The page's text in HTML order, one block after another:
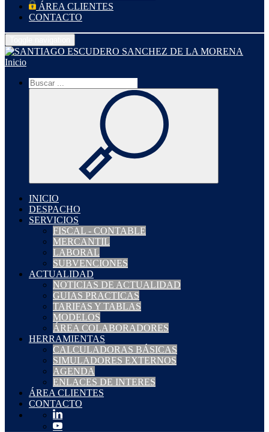
ÁREA CLIENTES
CONTACTO
Inicio
INICIO
DESPACHO
SERVICIOS
FISCAL - CONTABLE
MERCANTIL
LABORAL
SUBVENCIONES
ACTUALIDAD
NOTICIAS DE ACTUALIDAD
GUIAS PRACTICAS
TARIFAS Y TABLAS
MODELOS
ÁREA COLABORADORES
HERRAMIENTAS
CALCULADORAS BÁSICAS
SIMULADORES EXTERNOS
AGENDA
ENLACES DE INTERES
ÁREA CLIENTES
CONTACTO